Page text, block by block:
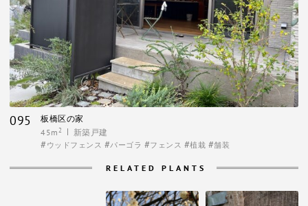
095
板橋区の家
45m 2 新築戸建
ウッドフェンス パーゴラ フェンス 植栽 舗装
RELATED PLANTS